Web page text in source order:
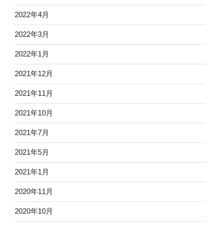
2022年4月
2022年3月
2022年1月
2021年12月
2021年11月
2021年10月
2021年7月
2021年5月
2021年1月
2020年11月
2020年10月